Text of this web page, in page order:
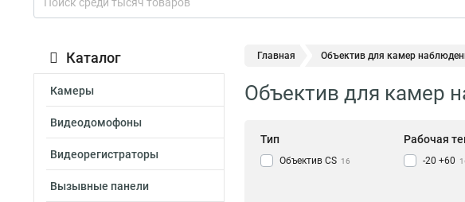
Каталог
Камеры
Видеодомофоны
Видеорегистраторы
Вызывные панели
Главная Объектив для камер
Объектив для камер
Тип
Объектив CS 16
Рабочая
-20 +60